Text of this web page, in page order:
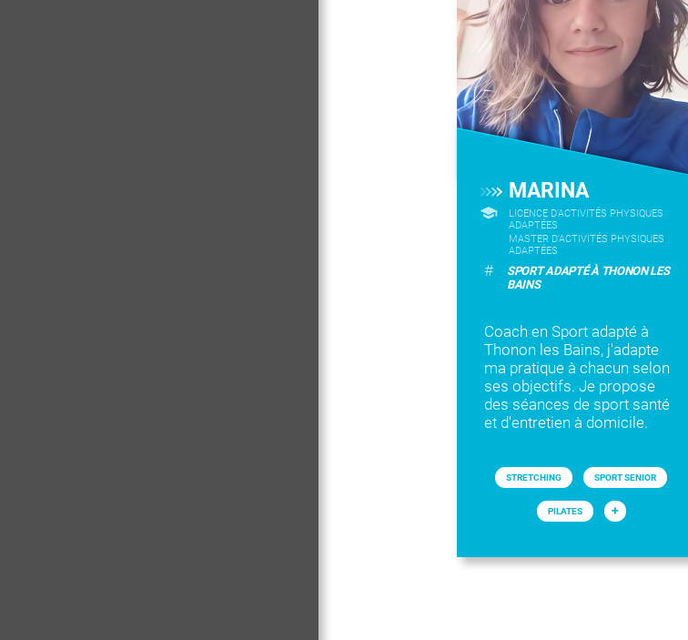
MARINA
LICENCE D’ACTIVITÉS PHYSIQUES
ADAPTÉES
MASTER D'ACTIVITÉS PHYSIQUES
ADAPTÉES
#
SPORT ADAPTÉ À THONON LES
BAINS
Coach en Sport adapté à
Thonon les Bains, j'adapte
ma pratique à chacun selon
ses objectifs. Je propose
des séances de sport santé
et d'entretien à domicile.
STRETCHING SPORT SENIOR
PILATES +